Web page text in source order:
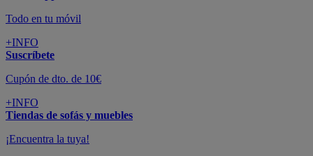
Todo en tu móvil
+INFO
Suscríbete
Cupón de dto. de 10€
+INFO
Tiendas de sofás y muebles
¡Encuentra la tuya!